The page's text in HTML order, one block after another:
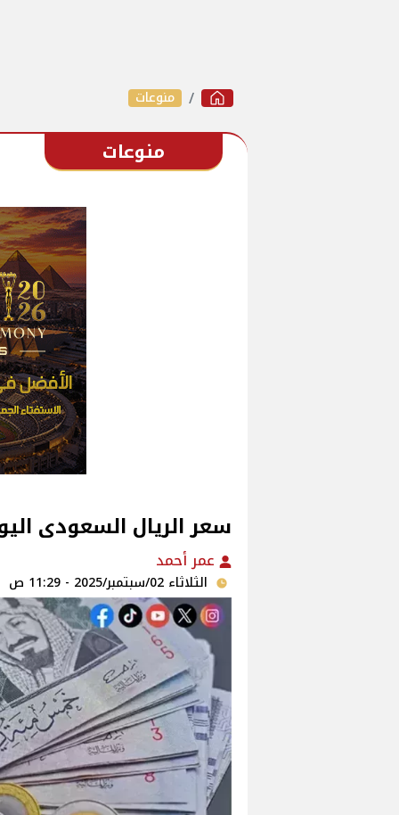
منوعات
منوعات
سعر الريال السعودى اليوم
عمر أحمد
الثلاثاء 02/سبتمبر/2025 - 11:29 ص